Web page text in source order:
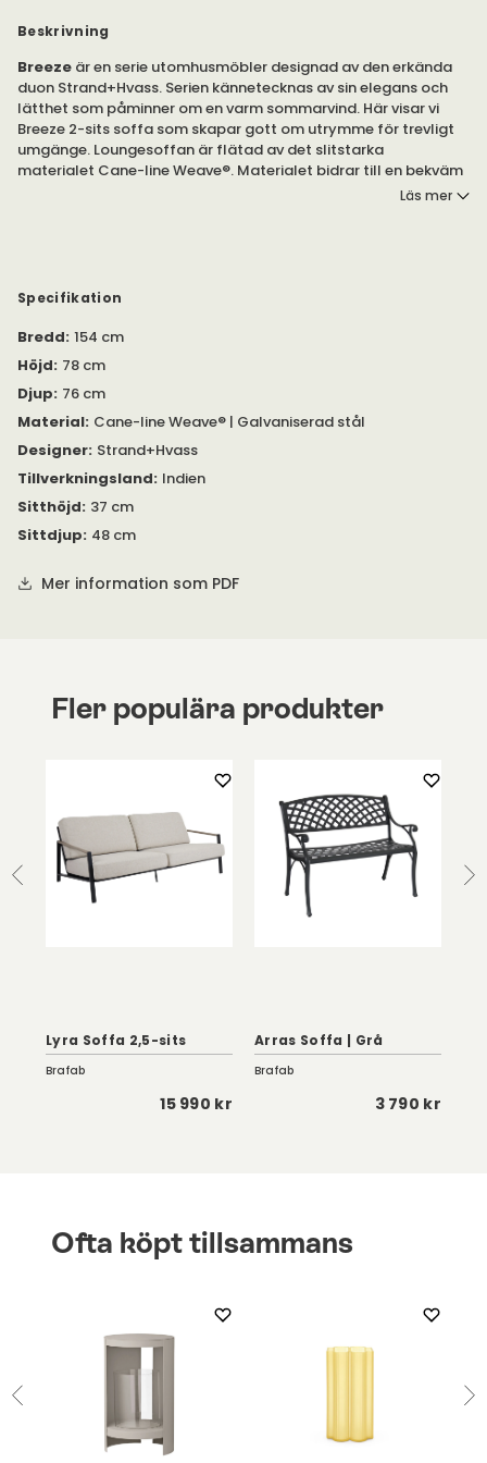
Beskrivning
Breeze är en serie utomhusmöbler designad av den erkända
duon Strand+Hvass. Serien kännetecknas av sin elegans och
lätthet som påminner om en varm sommarvind. Här visar vi
Breeze 2-sits soffa som skapar gott om utrymme för trevligt
umgänge. Loungesoffan är flätad av det slitstarka
materialet Cane-line Weave®. Materialet bidrar till en bekväm
stål. Loungesoffans sits är flätad i
ett material som har utmärkta egenskaper för utomhusbruk.
Väven är väderbeständig och påminner om rotting. Soffan
Breeze är nätt och får ett lätt genomskinligt utseende som
bidrar till soffans lätta vikt.
Sittdynan finns i flera olika färger och tyger avsedda för
utomhusbruk. Observera att dynan säljs separat.
55 centimeter till armstöd.
Läs mer
Specifikation
Bredd: 154 cm
Höjd: 78 cm
Djup: 76 cm
Material: Cane-line Weave® | Galvaniserad stål
Designer: Strand+Hvass
Tillverkningsland: Indien
Sitthöjd: 37 cm
Sittdjup: 48 cm
Mer information som PDF
Fler populära produkter
Lyra Soffa 2,5-sits
Brafab
15 990 kr
Arras Soffa | Grå
Brafab
3 790 kr
Ofta köpt tillsammans